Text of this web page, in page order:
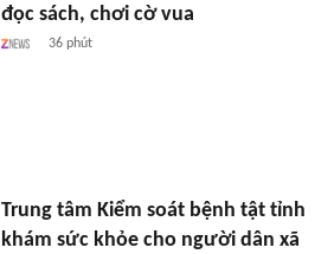
đọc sách, chơi cờ vua
36 phút
Trung tâm Kiểm soát bệnh tật tỉnh
khám sức khỏe cho người dân xã